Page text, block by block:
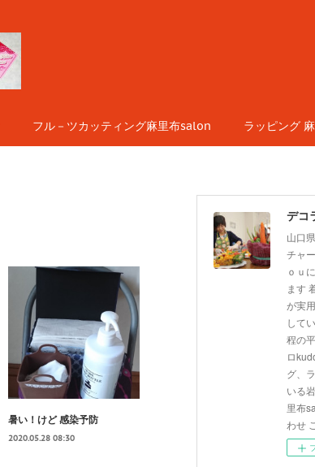
フル－ツカッティング麻里布salon ラッピング
暑い！けど 感染予防
2020.05.28 08:30
デコ
山口
チャ
ｏｕ
ます
が実
して
程の
ロ
グ、
いる
里布
わせ